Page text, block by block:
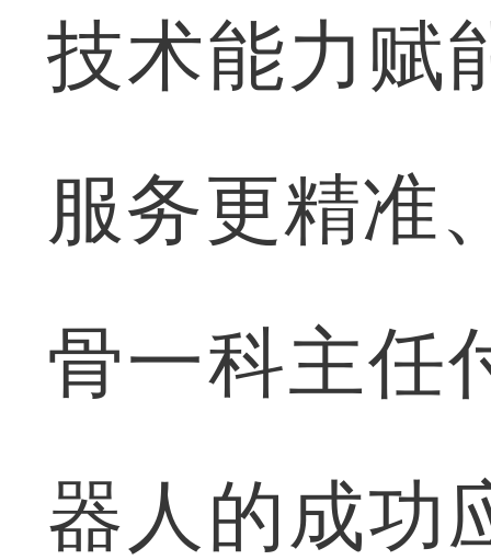
技术能力赋
服务更精准
骨一科主任
器人的成功